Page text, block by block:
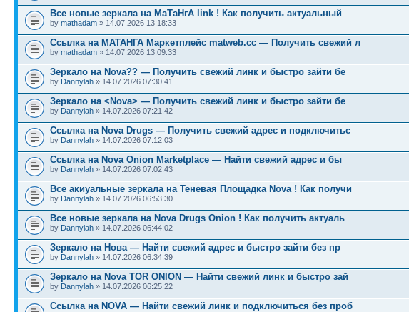
Все новые зеркала на МаТаНгА link ! Как получить актуальный
by mathadam » 14.07.2026 13:18:33
Ссылка на МАТАНГА Маркетплейс matweb.cc — Получить свежий л
by mathadam » 14.07.2026 13:09:33
Зеркало на Nova?? — Получить свежий линк и быстро зайти бе
by Dannylah » 14.07.2026 07:30:41
Зеркало на <Nova> — Получить свежий линк и быстро зайти бе
by Dannylah » 14.07.2026 07:21:42
Ссылка на Nova Drugs — Получить свежий адрес и подключитьс
by Dannylah » 14.07.2026 07:12:03
Ссылка на Nova Onion Marketplace — Найти свежий адрес и бы
by Dannylah » 14.07.2026 07:02:43
Все акиуальные зеркала на Теневая Площадка Nova ! Как получи
by Dannylah » 14.07.2026 06:53:30
Все новые зеркала на Nova Drugs Onion ! Как получить актуаль
by Dannylah » 14.07.2026 06:44:02
Зеркало на Нова — Найти свежий адрес и быстро зайти без пр
by Dannylah » 14.07.2026 06:34:39
Зеркало на Nova TOR ONION — Найти свежий линк и быстро зай
by Dannylah » 14.07.2026 06:25:22
Ссылка на NOVA — Найти свежий линк и подключиться без проб